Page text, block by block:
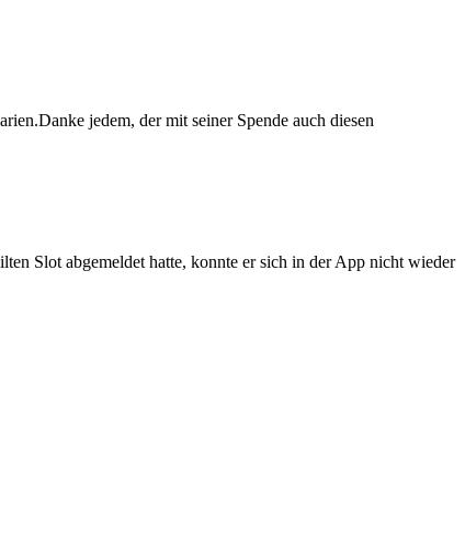
jedem, der mit seiner Spende auch diesen
Slot abgemeldet hatte, konnte er sich in der App nicht wieder